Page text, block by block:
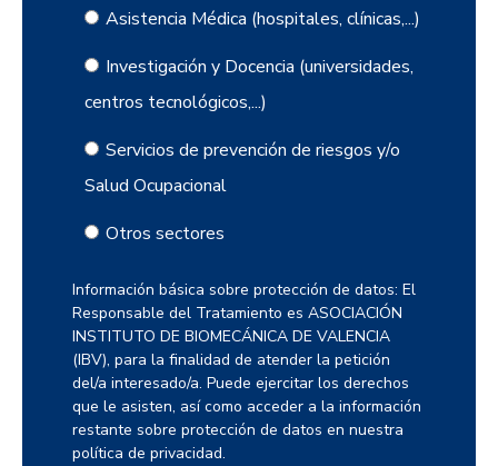
Asistencia Médica (hospitales, clínicas,...)
Investigación y Docencia (universidades,
centros tecnológicos,...)
Servicios de prevención de riesgos y/o
Salud Ocupacional
Otros sectores
Información básica sobre protección de datos: El
Responsable del Tratamiento es ASOCIACIÓN
INSTITUTO DE BIOMECÁNICA DE VALENCIA
(IBV), para la finalidad de atender la petición
del/a interesado/a. Puede ejercitar los derechos
que le asisten, así como acceder a la información
restante sobre protección de datos en nuestra
política de privacidad.